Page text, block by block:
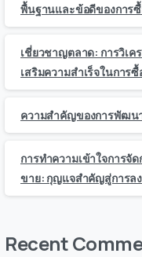
พื้นฐานและข้อดีของการ
เชี่ยวชาญตลาด: การวิเค
เสริมความสำเร็จในการ
ความสำคัญของการพัฒน
การทำความเข้าใจการจั
ขาย: กุญแจสำคัญสู่การ
Recent